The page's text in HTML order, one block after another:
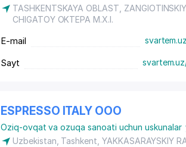
TASHKENTSKAYA OBLAST,
CHIGATOY OKTEPA M.X.I.
E-mail
Sayt
ESPRESSO ITALY ООО
Oziq-ovqat va ozuqa sanoati uchun uskunalar
Uzbekistan, Tashkent, YAKKASARAYSKIY